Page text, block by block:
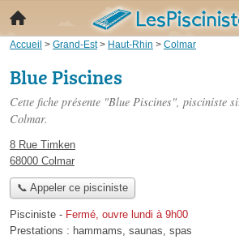
Accueil > Grand-Est> Haut-Rhin > Colmar
Blue Piscines
Cette fiche présente "Blue Piscines", pisciniste
Colmar.
8 Rue Timken
68000 Colmar
📞 Appeler ce pisciniste
Pisciniste - Fermé, ouvre lundi à 9h00
Prestations : hammams, saunas, spas